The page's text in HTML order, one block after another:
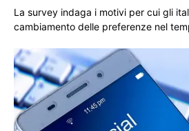
La survey indaga i motivi per cui gli
cambiamento delle preferenze nel